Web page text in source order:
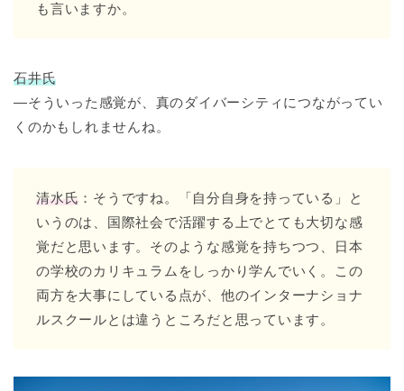
も言いますか。
石井氏
―そういった感覚が、真のダイバーシティにつながってい
くのかもしれませんね。
清水氏 ：そうですね。「自分自身を持っている」と
いうのは、国際社会で活躍する上でとても大切な感
覚だと思います。そのような感覚を持ちつつ、日本
の学校のカリキュラムをしっかり学んでいく。この
両方を大事にしている点が、他のインターナショナ
ルスクールとは違うところだと思っています。